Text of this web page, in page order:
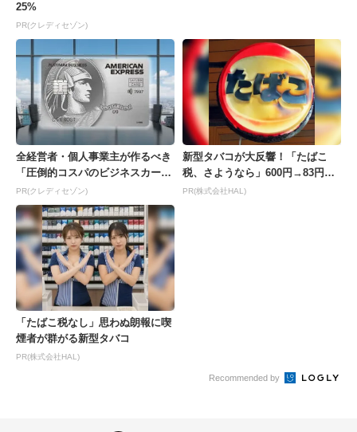
25%
PR(クレディセゾン)
全経営者・個人事業主が作るべき
「圧倒的コスパのビジネスカー
ド」
PR(クレディセゾン)
新型タバコが大反響！「たばこ
税、さようなら」600円→83円の
新型が爆売れ
PR(株式会社HAL)
「たばこ税なし」思わぬ朗報に喫
煙者が群がる新型タバコ
PR(株式会社HAL)
Recommended by